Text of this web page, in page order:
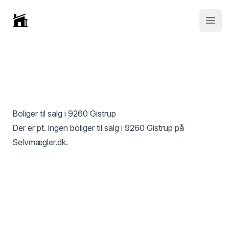
Selvmægler
Boliger til salg i 9260 Gistrup
Der er pt. ingen boliger til salg i 9260 Gistrup på
Selvmægler.dk.